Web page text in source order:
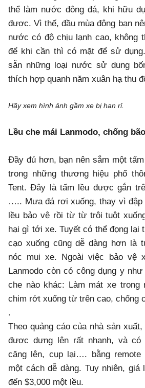
thể làm nước đông đá, khi hữu
được. Vì thế, đầu mùa đông bạn
nước có độ chịu lạnh cao, không
để khi cần thì có mặt để sử
sẵn những loại nước sử dung
thích hợp quanh năm xuân hạ thu
Hãy xem hình ảnh gầm xe bị han rỉ.
Lều che mái Lanmodo, chống
Đầy đủ hơn, bạn nên sắm một
trong những thương hiệu phổ
Tent. Đây là tấm lều được gắn
….. Mưa đá rơi xuống, thay vì
lều bảo vệ rồi từ từ trôi tuột
hại gì tới xe. Tuyết có thể đọng lại
cạo xuống cũng dễ dàng hơn là
nóc mui xe. Ngoài việc bảo vệ
Lanmodo còn có công dụng y
che nào khác: Làm mát xe trong
chim rớt xuống từ trên cao, chống
.
Theo quảng cáo của nhà sản
được dựng lên rất nhanh, và có
căng lên, cụp lại…. bằng
một cách dễ dàng. Tuy nhiên,
đến $3,000 một lều.